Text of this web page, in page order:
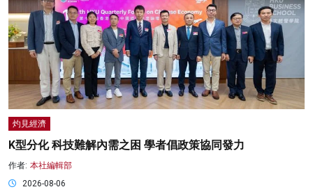
灼見經濟
K型分化 科技難解內需之困 學者倡政策協同發力
作者: 本社編輯部
2026-08-06